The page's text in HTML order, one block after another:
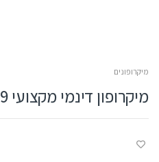
מיקרופונים
מיקרופון דינמי מקצועי JST SM-959